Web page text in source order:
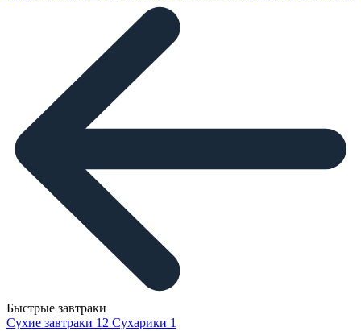
Быстрые завтраки
Сухие завтраки 12 Сухарики 1